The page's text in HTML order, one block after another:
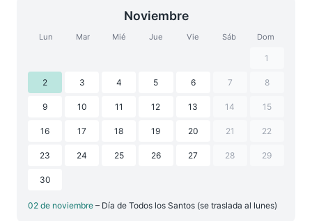
Noviembre
Lun Mar Mié Jue Vie Sáb Dom
1
2 3 4 5 6 7 8
9 10 11 12 13 14 15
16 17 18 19 20 21 22
23 24 25 26 27 28 29
30
02 de noviembre – Día de Todos los Santos (se traslada al lunes)